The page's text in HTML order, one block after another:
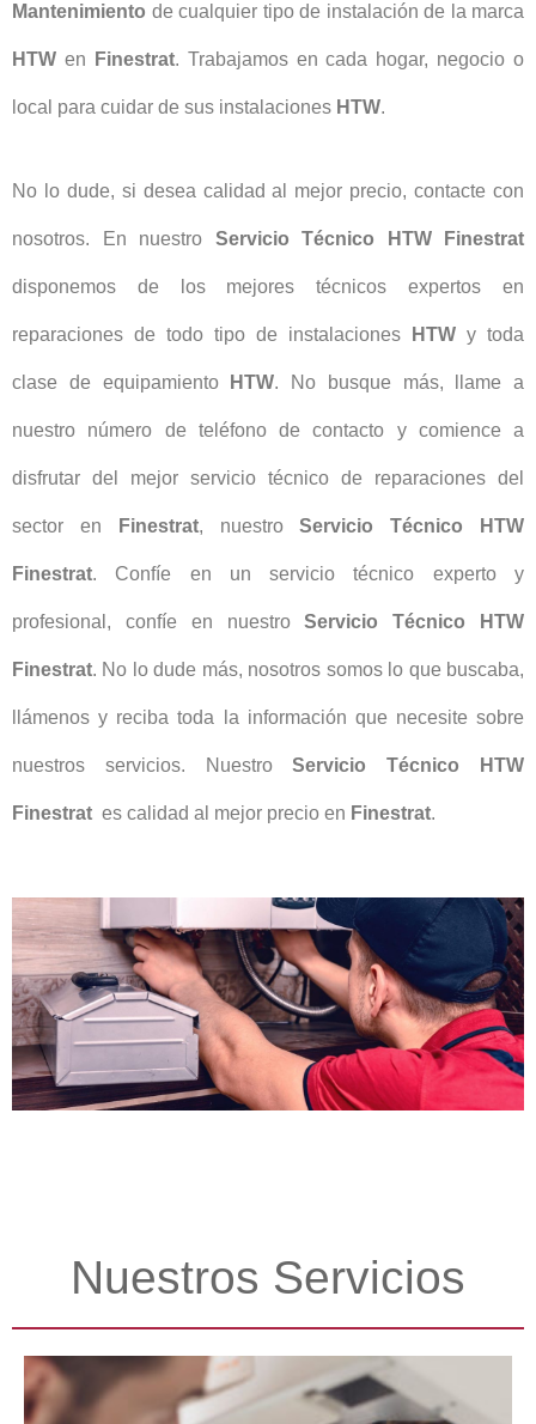
Mantenimiento de cualquier tipo de instalación de la marca
HTW en Finestrat. Trabajamos en cada hogar, negocio o
local para cuidar de sus instalaciones HTW.
No lo dude, si desea calidad al mejor precio, contacte con
nosotros. En nuestro Servicio Técnico HTW Finestrat
disponemos de los mejores técnicos expertos en
reparaciones de todo tipo de instalaciones HTW y toda
clase de equipamiento HTW. No busque más, llame a
nuestro número de teléfono de contacto y comience a
disfrutar del mejor servicio técnico de reparaciones del
sector en Finestrat, nuestroServicio Técnico HTW
Finestrat. Confíe en un servicio técnico experto y
profesional, confíe en nuestroServicio Técnico HTW
Finestrat. No lo dude más, nosotros somos lo que buscaba,
llámenos y reciba toda la información que necesite sobre
nuestros servicios. NuestroServicio Técnico HTW
Finestrat es calidad al mejor precio en Finestrat.
Nuestros Servicios